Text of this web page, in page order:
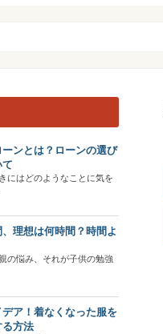
ンとは？ローンの選び
にはどのようなことに気を
理想は何時間？時間よ
の悩み、それが子供の勉強
ア！着なくなった服を
方法